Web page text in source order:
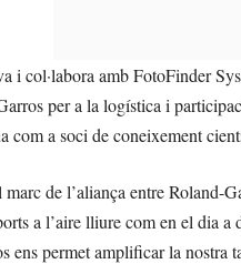
i col·labora amb FotoFinder
per a la logística i
com a soci de coneixement
marc de l’aliança entre
a l’aire lliure com en el dia
ens permet amplificar la